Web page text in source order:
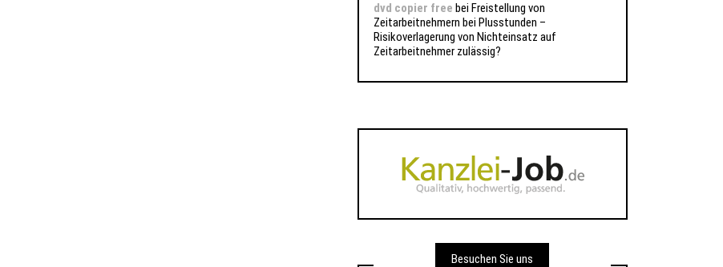
dvd copier free bei Freistellung von
Zeitarbeitnehmern bei Plusstunden –
Risikoverlagerung von Nichteinsatz auf
Zeitarbeitnehmer zulässig?
Besuchen Sie uns